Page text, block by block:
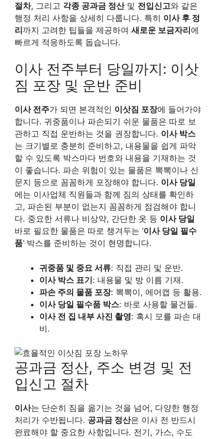
절차, 그리고 각종 공과금 정산및 전입신고와 같은
행정 처리 사항을 상세히 다룹니다. 특히 이사 후 정
리까지 고려한 팁들을 제공하여 새로운 보금자리에
빠르게 적응하도록 돕습니다.
이사 전주부터 당일까지: 이삿
짐 포장 및 운반 준비
이사 전주가 되면 본격적인 이삿짐 포장에 들어가야
합니다. 귀중품이나 파손되기 쉬운 물품은 따로 보
관하고 직접 운반하는 것을 권장합니다. 이사 박스
는 크기별로 충분히 준비하고, 내용물을 쉽게 파악
할 수 있도록 박스마다 번호와 내용을 기재하는 것
이 좋습니다. 파손 위험이 있는 물품은 뽁뽁이나 신
문지 등으로 꼼꼼하게 포장해야 합니다. 이사 당일
에는 이사업체 직원들과 함께 짐의 상태를 확인하
고, 파손된 부분이 없는지 꼼꼼하게 점검해야 합니
다. 중요한 서류나 비상약, 간단한 옷 등 이사 당일
바로 필요한 물품은 따로 챙겨두는 ‘이사 당일 필수
품‘ 박스를 준비하는 것이 현명합니다.
귀중품 및 중요 서류: 직접 관리 및 운반.
이사 박스 표기: 내용물 및 방 이름 기재.
파손 주의 물품 포장: 뽁뽁이, 에어캡 등 활용.
이사 당일 필수품 박스: 바로 사용할 물건들.
이사 전 집 내부 사진 촬영: 혹시 모를 파손 대
비.
공과금 정산, 주소 변경 및 전
입신고 절차
이사는 단순히 짐을 옮기는 것을 넘어, 다양한 행정
처리가 수반됩니다. 공과금 정산은 이사 전 반드시
완료해야 할 중요한 사항입니다. 전기, 가스, 수도